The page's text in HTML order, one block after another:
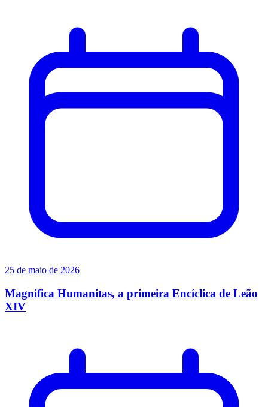
25 de maio de 2026
Magnifica Humanitas, a primeira Encíclica de Leão
XIV